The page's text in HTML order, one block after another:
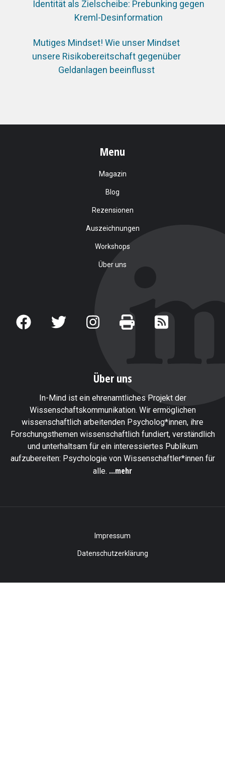
Identität als Zielscheibe: Prebunking gegen
Kreml-Desinformation
Mutiges Mindset! Wie unser Mindset
unsere Risikobereitschaft gegenüber
Geldanlagen beeinflusst
Menu
Magazin
Blog
Rezensionen
Auszeichnungen
Workshops
Über uns
Über uns
In-Mind ist ein ehrenamtliches Projekt der
Wissenschaftskommunikation. Wir ermöglichen
wissenschaftlich arbeitenden Psycholog*innen, ihre
Forschungsthemen wissenschaftlich fundiert, verständlich
und unterhaltsam für ein interessiertes Publikum
aufzubereiten: Psychologie von Wissenschaftler*innen für
alle. ...mehr
Impressum
Datenschutzerklärung